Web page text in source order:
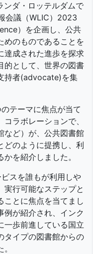
ンダ・ロッテルダムで
会議（WLIC）2023
）を企画し、公共
めのものであることを
達成された進歩を探求
的として、世界の図書
持者(advocate)を集
テーマに焦点が当て
ラボレーションで、
など）が、公共図書館
どのように提携し、利
を紹介しました。
スを誰もが利用しや
実行可能なステップと
ことに焦点を当てまし
例が紹介され、インク
一歩前進している国立
タイプの図書館からの